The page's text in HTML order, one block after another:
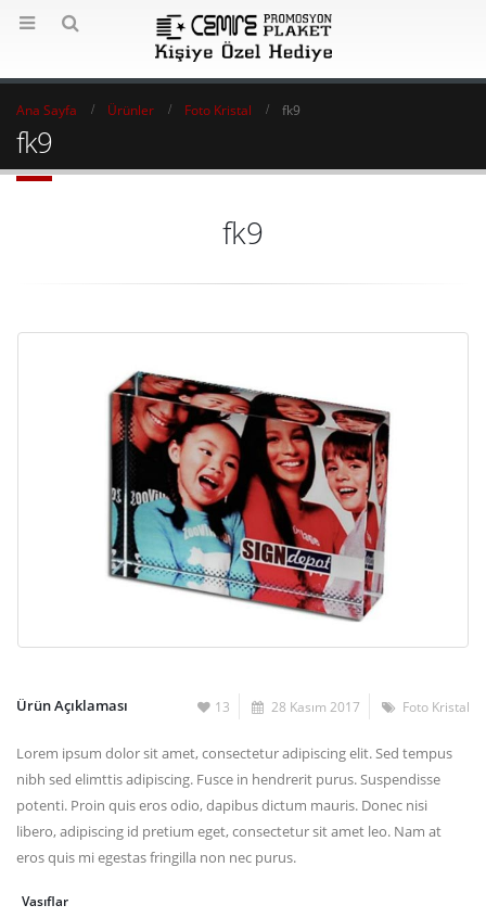
Ana Sayfa Ürünler Foto Kristal fk9
fk9
fk9
Ürün Açıklaması 13 28 Kasım 2017 Foto Kristal
Lorem ipsum dolor sit amet, consectetur adipiscing elit. Sed tempus
nibh sed elimttis adipiscing. Fusce in hendrerit purus. Suspendisse
potenti. Proin quis eros odio, dapibus dictum mauris. Donec nisi
libero, adipiscing id pretium eget, consectetur sit amet leo. Nam at
eros quis mi egestas fringilla non nec purus.
Vasıflar